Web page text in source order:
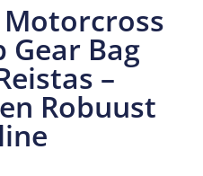
Gear Bag
–
Robuust